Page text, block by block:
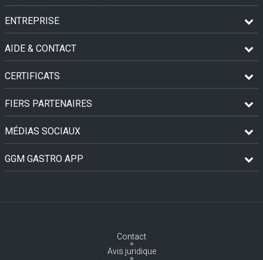
ENTREPRISE
AIDE & CONTACT
CERTIFICATS
FIERS PARTENAIRES
MÉDIAS SOCIAUX
GGM GASTRO APP
Contact
Avis juridique